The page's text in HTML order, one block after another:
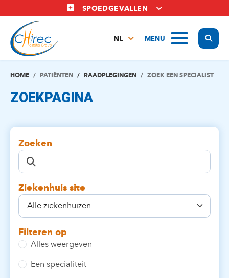
en
naar
inhoud
gaan
SPOEDGEVALLEN
MENU
NL
EN
HOME PATIËNTEN RAADPLEGINGEN ZOEK EEN SPECIALIST
ZOEKPAGINA
Zoeken
Ziekenhuis site
Filteren op
Alles weergeven
Een specialiteit